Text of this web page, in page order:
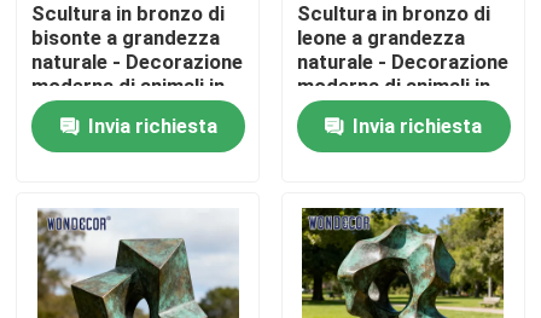
Casa
Prodotti
Fatory Tour
Scultura in bronzo di
bisonte a grandezza
naturale - Decorazione
moderna di animali in
metallo per parchi
all&#39;aperto
Invia richiesta
Scultura in bronzo di
leone a grandezza
naturale - Decorazione
moderna di animali in
metallo per piazze
all&#39;aperto
Invia richiesta